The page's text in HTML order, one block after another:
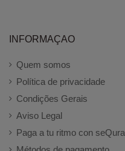
INFORMAÇAO
Quem somos
Política de privacidade
Condições Gerais
Aviso Legal
Paga a tu ritmo con seQura